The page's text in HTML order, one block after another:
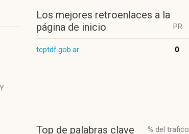
Los mejores retroenlaces a la
página de inicio
PR
tcptdf.gob.ar 0
Top de palabras clave % del trafico